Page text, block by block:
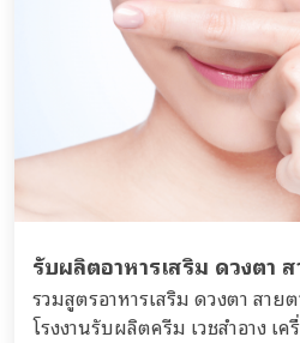
รับผลิตอาหารเสริม ดวงตา ส
รวมสูตรอาหารเสริม ดวงตา สา
โรงงานรับผลิตครีม เวชสำอาง เค